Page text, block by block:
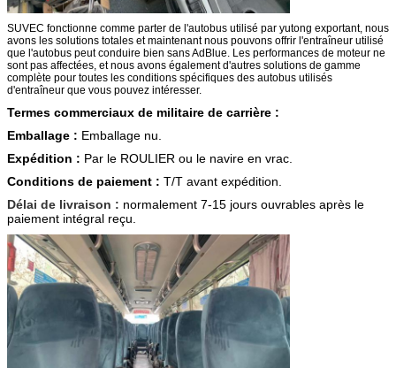
SUVEC fonctionne comme parter de l'autobus utilisé par yutong exportant, nous
avons les solutions totales et maintenant nous pouvons offrir l'entraîneur utilisé
que l'autobus peut conduire bien sans AdBlue. Les performances de moteur ne
sont pas affectées, et nous avons également d'autres solutions de gamme
complète pour toutes les conditions spécifiques des autobus utilisés
d'entraîneur que vous pouvez intéresser.
Termes commerciaux de militaire de carrière :
Emballage : Emballage nu.
Expédition : Par le ROULIER ou le navire en vrac.
Conditions de paiement : T/T avant expédition.
Délai de livraison : normalement 7-15 jours ouvrables après le
paiement intégral reçu.